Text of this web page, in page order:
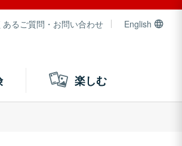
あるご質問・お問い合わせ English
楽しむ